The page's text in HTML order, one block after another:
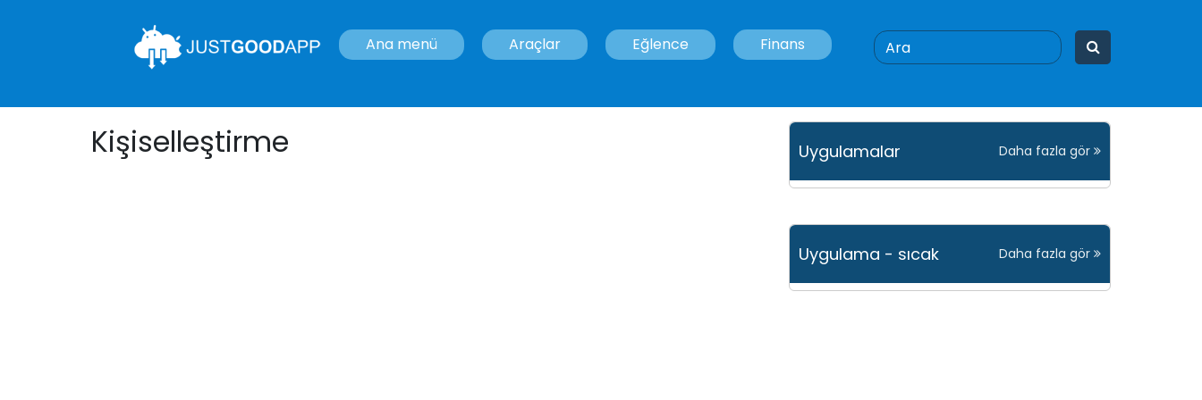
Ana menü Araçlar Eğlence Finans
Kişiselleştirme Uygulamalar Daha fazla gör
Uygulama - sıcak Daha fazla gör